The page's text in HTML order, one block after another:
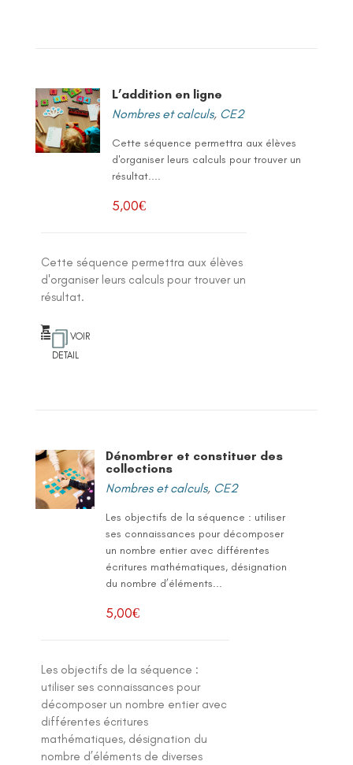
L’addition en ligne
Nombres et calculs, CE2
Cette séquence permettra aux élèves
d'organiser leurs calculs pour trouver un
résultat....
5,00€
Cette séquence permettra aux élèves
d'organiser leurs calculs pour trouver un
résultat.
VOIR
DETAIL
Dénombrer et constituer des
collections
Nombres et calculs, CE2
Les objectifs de la séquence : utiliser
ses connaissances pour décomposer
un nombre entier avec différentes
écritures mathématiques, désignation
du nombre d’éléments...
5,00€
Les objectifs de la séquence :
utiliser ses connaissances pour
décomposer un nombre entier avec
différentes écritures
mathématiques, désignation du
nombre d’éléments de diverses